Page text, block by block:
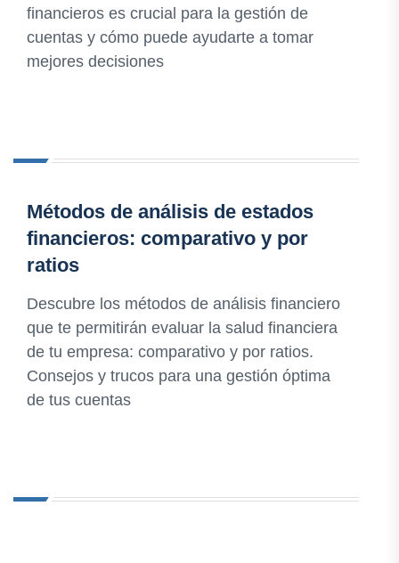
financieros es crucial para la gestión de
cuentas y cómo puede ayudarte a tomar
mejores decisiones
Métodos de análisis de estados
financieros: comparativo y por
ratios
Descubre los métodos de análisis financiero
que te permitirán evaluar la salud financiera
de tu empresa: comparativo y por ratios.
Consejos y trucos para una gestión óptima
de tus cuentas